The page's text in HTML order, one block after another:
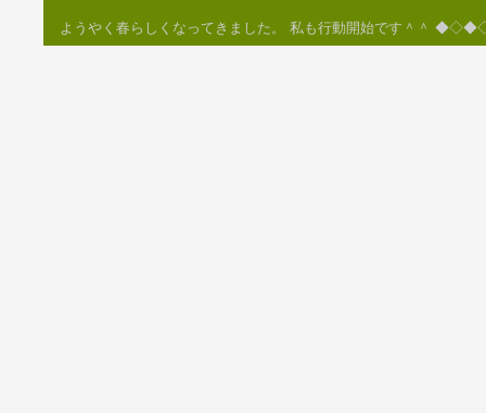
ようやく春らしくなってきました。 私も行動開始